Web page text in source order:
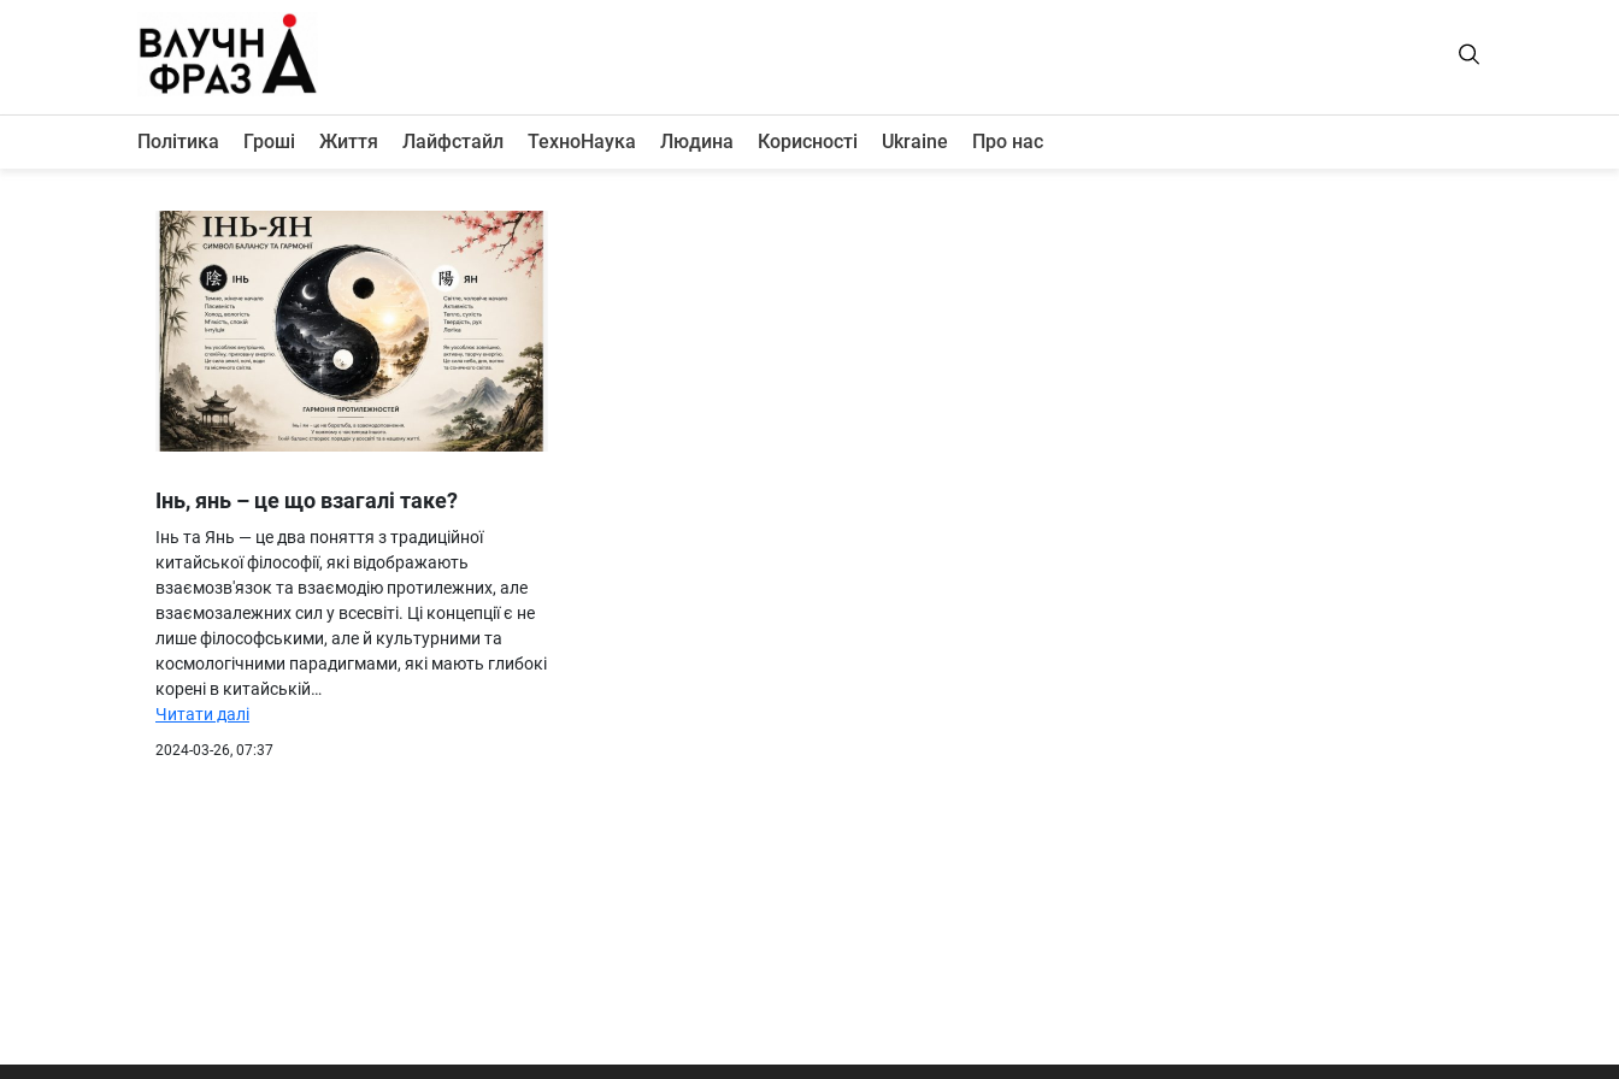
Політика
Життя
Лайфстайл
ТехноНаука
Людина
Корисності
Про нас
Політика Гроші Життя Лайфстайл ТехноНаука Людина Корисності Ukraine Про нас
Інь, янь – це що взагалі таке?
Інь та Янь — це два поняття з традиційної
китайської філософії, які відображають
взаємозв'язок та взаємодію протилежних, але
взаємозалежних сил у всесвіті. Ці концепції є не
лише філософськими, але й культурними та
космологічними парадигмами, які мають глибокі
корені в китайській…
Читати далі
2024-03-26, 07:37